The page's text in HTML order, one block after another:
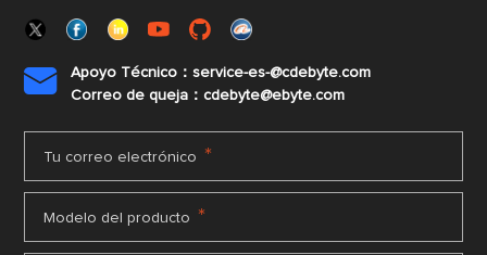

Apoyo Técnico：service-es-@cdebyte.com
Correo de queja：cdebyte@ebyte.com
Tu correo electrónico *
Modelo del producto *